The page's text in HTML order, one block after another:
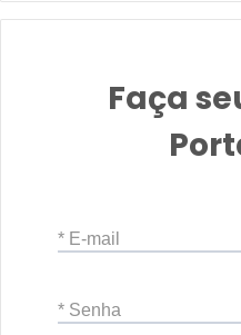
Faça
* E-mail
* Senha